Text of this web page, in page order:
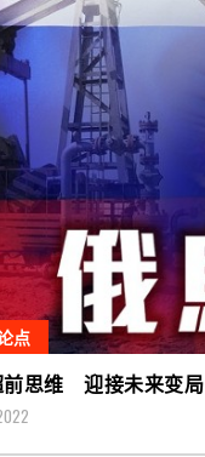
点
前思维 迎接未来变局